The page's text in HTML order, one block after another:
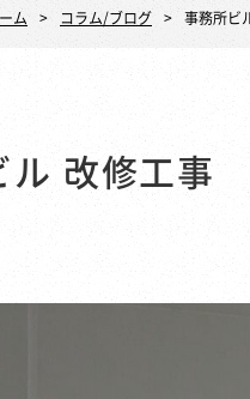
ム コラム/ブログ 事務所ビ
ル 改修工事